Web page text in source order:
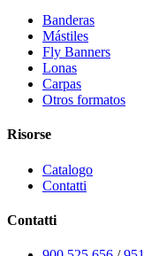
Banderas
Mástiles
Fly Banners
Lonas
Carpas
Otros formatos
Risorse
Catalogo
Contatti
Contatti